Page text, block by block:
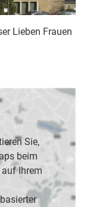
Lieben Frauen
Sie,
beim
Ihrem